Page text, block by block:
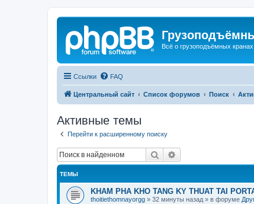
Всё о грузоподъёмных кранах
Ссылки FAQ
Центральный сайт Список форумов Поиск
Активные темы
Перейти к расширенному поиску
Поиск
ТЕМЫ
KHAM PHA KHO TANG KY THUAT TAI
thoitiethomnayorgg » 32 минуты назад » в форуме